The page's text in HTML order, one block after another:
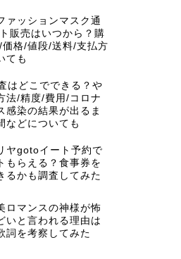
ァッションマスク通
販売はいつから？購
価格/値段/送料/支払方
ても
はどこでできる？や
法/精度/費用/コロナ
感染の結果が出るま
などについても
ヤgotoイート予約で
もらえる？食事券を
るかも調査してみた
ロマンスの神様が怖
いと言われる理由は
詞を考察してみた